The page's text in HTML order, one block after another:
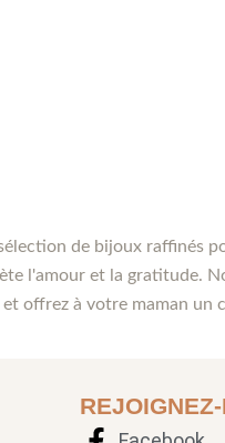
de bijoux raffinés
l'amour et la gratitude.
offrez à votre maman un